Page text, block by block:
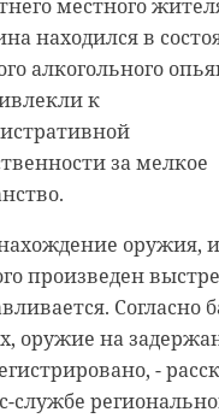
местного
находился в
алкогольного
к
за мелкое
оружия,
произведен
Согласно
оружие на
-
службе